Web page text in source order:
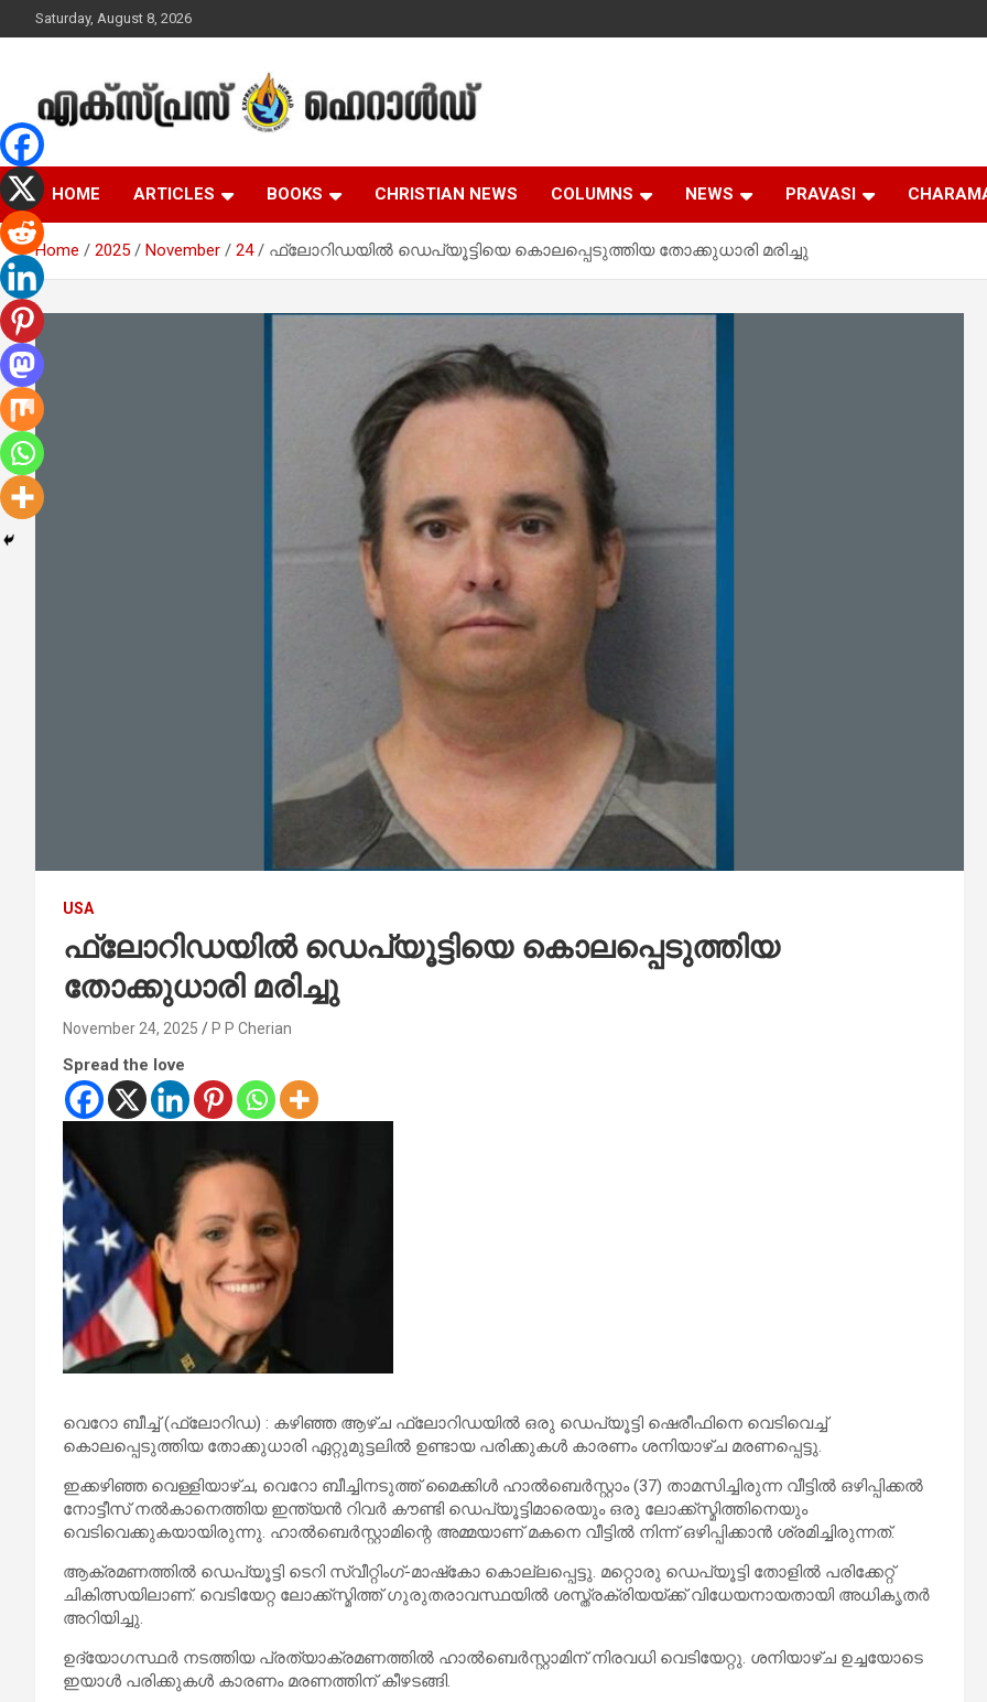
to
Saturday, August 8, 2026
Express Herald –
Malayalam Christian
News
Malayalam Christian News
HOME ARTICLES BOOKS CHRISTIAN NEWS COLUMNS NEWS PRAVASI
Home 2025 November 24 ഫ്ലോറിഡയിൽ ഡെപ്യൂട്ടിയെ കൊലപ്പെടുത്തിയ തോക്കുധാരി മരിച്ചു
USA
ഫ്ലോറിഡയിൽ ഡെപ്യൂട്ടിയെ കൊലപ്പെടുത്തിയ
തോക്കുധാരി മരിച്ചു
November 24, 2025 P P Cherian
Spread the love
വെറോ ബീച്ച് (ഫ്ലോറിഡ) : കഴിഞ്ഞ ആഴ്ച ഫ്ലോറിഡയിൽ ഒരു ഡെപ്യൂട്ടി ഷെരീഫിനെ വെടിവെച്ച്
കൊലപ്പെടുത്തിയ തോക്കുധാരി ഏറ്റുമുട്ടലിൽ ഉണ്ടായ പരിക്കുകൾ കാരണം ശനിയാഴ്ച മരണപ്പെട്ടു.
ഇക്കഴിഞ്ഞ വെള്ളിയാഴ്ച, വെറോ ബീച്ചിനടുത്ത് മൈക്കിൾ ഹാൽബെർസ്റ്റാം (37) താമസിച്ചിരുന്ന വീട്ടിൽ ഒഴിപ്പിക്കൽ
നോട്ടീസ് നൽകാനെത്തിയ ഇന്ത്യൻ റിവർ കൗണ്ടി ഡെപ്യൂട്ടിമാരെയും ഒരു ലോക്ക്സ്മിത്തിനെയും
വെടിവെക്കുകയായിരുന്നു. ഹാൽബെർസ്റ്റാമിന്റെ അമ്മയാണ് മകനെ വീട്ടിൽ നിന്ന് ഒഴിപ്പിക്കാൻ ശ്രമിച്ചിരുന്നത്.
ആക്രമണത്തിൽ ഡെപ്യൂട്ടി ടെറി സ്വീറ്റിംഗ്-മാഷ്‌കോ കൊല്ലപ്പെട്ടു. മറ്റൊരു ഡെപ്യൂട്ടി തോളിൽ പരിക്കേറ്റ്
ചികിത്സയിലാണ്. വെടിയേറ്റ ലോക്ക്സ്മിത്ത് ഗുരുതരാവസ്ഥയിൽ ശസ്ത്രക്രിയയ്ക്ക് വിധേയനായതായി അധികൃതർ
അറിയിച്ചു.
ഉദ്യോഗസ്ഥർ നടത്തിയ പ്രത്യാക്രമണത്തിൽ ഹാൽബെർസ്റ്റാമിന് നിരവധി വെടിയേറ്റു. ശനിയാഴ്ച ഉച്ചയോടെ
ഇയാൾ പരിക്കുകൾ കാരണം മരണത്തിന് കീഴടങ്ങി.